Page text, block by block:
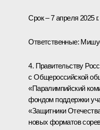
Срок – 7 апреля 2025 г.
Ответственные:
4. Правительству
с Общероссийской
«Паралимпийский
фондом поддержки
«Защитники
новых форматов